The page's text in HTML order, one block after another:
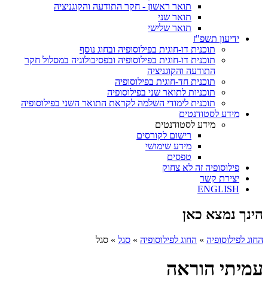
תואר ראשון - חקר התודעה והקוגניציה
תואר שני
תואר שלישי
ידיעון תשפ"ז
תוכנית דו-חוגית בפילוסופיה ובחוג נוסף
תוכנית דו-חוגית בפילוסופיה ובפסיכולוגיה במסלול חקר
התודעה והקוגניציה
תוכנית חד-חוגית בפילוסופיה
תוכניות לתואר שני בפילוסופיה
תוכנית לימודי השלמה לקראת התואר השני בפילוסופיה
מידע לסטודנטים
מידע לסטודנטים
רישום לקורסים
מידע שימושי
טפסים
פילוסופיה זה לא צחוק
יצירת קשר
ENGLISH
הינך נמצא כאן
החוג לפילוסופיה » החוג לפילוסופיה » סגל » סגל
עמיתי הוראה